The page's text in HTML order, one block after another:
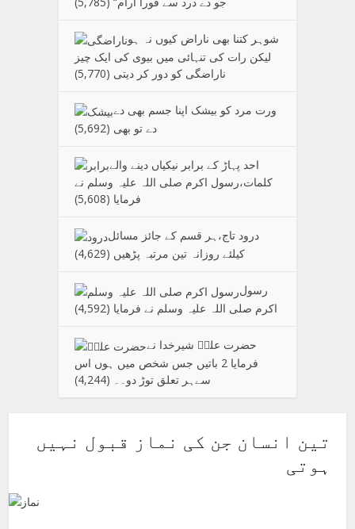
شوہر کتنا بھی ناراض کیوں نہ ہو
لیکن رات کی تنہائی میں بیوی کی ایک چیز
ناراضگی کو دور کر دیتی (5,770)
ورت مرد کو بیشک اپنا جسم بھی دے
دے تو بھی (5,692)
احد پہاڑ کے برابر نیکیاں دینے والے
کلمات،رسول اکرم صلی اللہ علیہ وسلم نے
فرمایا (5,608)
درود تاج،ہر قسم کے جائز مسائل
کیلئے روزانہ تین مرتبہ پڑھیں (4,629)
رسول
اکرم صلی اللہ علیہ وسلم نے فرمایا (4,592)
حضرت علیؑ شیرخدا نے
فرمایا 2 باتیں جس شخص میں ہوں اس
سےہر تعلق توڑ دو۔۔
(4,244)
تین انسان جن کی نماز قبول نہیں
ہوتی